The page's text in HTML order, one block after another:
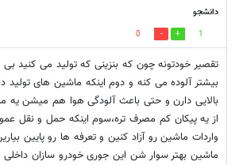
دانشجو
1
0
تقصیر خودتونه چون که بنزینی که تولید می کنید بی
بیشتر آلوده می کنه و دوم اینکه ماشین های تولید
از یه پیکان کم مصرف تره،سوم اینکه حمل و نقل
واردات ماشین رو آزاد کنین و تعرفه ها رو پایین
ماشین بهتر سوار شن این جوری خودرو سازان